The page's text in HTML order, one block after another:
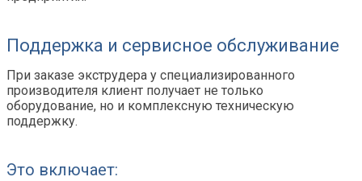
Поддержка и сервисное обслуживание
При заказе экструдера у специализированного
производителя клиент получает не только
оборудование, но и комплексную техническую
поддержку.
Это включает: